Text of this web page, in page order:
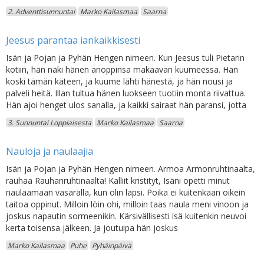
2. Adventtisunnuntai Marko Kailasmaa Saarna
Jeesus parantaa iankaikkisesti
Isän ja Pojan ja Pyhän Hengen nimeen. Kun Jeesus tuli Pietarin
kotiin, hän näki hänen anoppinsa makaavan kuumeessa. Hän
koski tämän käteen, ja kuume lähti hänestä, ja hän nousi ja
palveli heitä. Illan tultua hänen luokseen tuotiin monta riivattua.
Hän ajoi henget ulos sanalla, ja kaikki sairaat hän paransi, jotta
3. Sunnuntai Loppiaisesta Marko Kailasmaa Saarna
Nauloja ja naulaajia
Isän ja Pojan ja Pyhän Hengen nimeen. Armoa Armonruhtinaalta,
rauhaa Rauhanruhtinaalta! Kalliit kristityt, Isäni opetti minut
naulaamaan vasaralla, kun olin lapsi. Poika ei kuitenkaan oikein
taitoa oppinut. Milloin löin ohi, milloin taas naula meni vinoon ja
joskus napautin sormeenikin. Kärsivällisesti isä kuitenkin neuvoi
kerta toisensa jälkeen. Ja joutuipa hän joskus
Marko Kailasmaa Puhe Pyhäinpäivä